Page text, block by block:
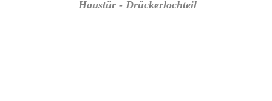
Haustür - Drückerlochteil